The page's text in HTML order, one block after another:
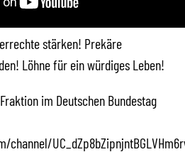
stärken! Prekäre
Löhne für ein würdiges Leben!
im Deutschen Bundestag